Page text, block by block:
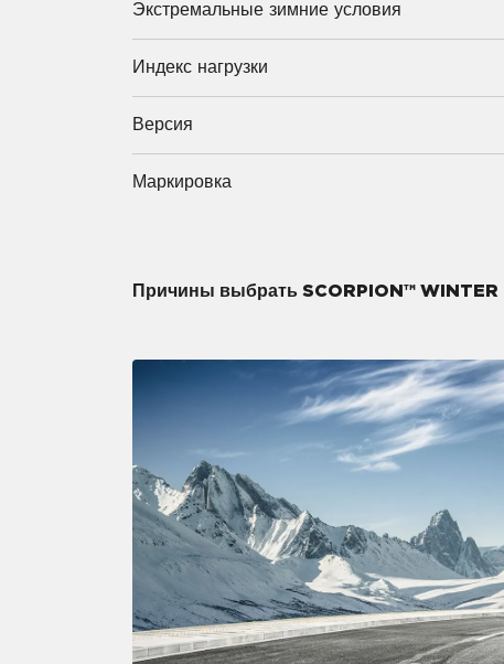
Экстремальные зимние условия
Индекс нагрузки
Версия
Маркировка
Причины выбрать SCORPION™ WINTER